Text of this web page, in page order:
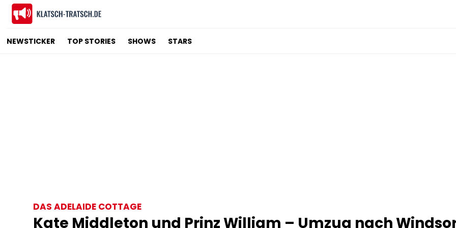
NEWSTICKER TOP STORIES SHOWS STARS
DAS ADELAIDE COTTAGE
Kate Middleton und Prinz William – Umzug nach